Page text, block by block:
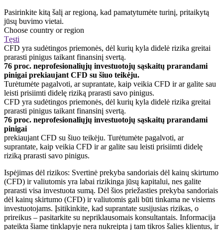
Pasirinkite kitą šalį ar regioną, kad pamatytumėte turinį, pritaikytą
jūsų buvimo vietai.
Choose country or region
Tęsti
CFD yra sudėtingos priemonės, dėl kurių kyla didelė rizika greitai
prarasti pinigus taikant finansinį svertą.
76 proc. neprofesionaliųjų investuotojų sąskaitų prarandami
pinigai prekiaujant CFD su šiuo teikėju.
Turėtumėte pagalvoti, ar suprantate, kaip veikia CFD ir ar galite sau
leisti prisiimti didelę riziką prarasti savo pinigus.
CFD yra sudėtingos priemonės, dėl kurių kyla didelė rizika greitai
prarasti pinigus taikant finansinį svertą.
76 proc. neprofesionaliųjų investuotojų sąskaitų prarandami
pinigai
prekiaujant CFD su šiuo teikėju. Turėtumėte pagalvoti, ar
suprantate, kaip veikia CFD ir ar galite sau leisti prisiimti didelę
riziką prarasti savo pinigus.
Ispėjimas dėl rizikos: Svertinė prekyba sandoriais dėl kainų skirtumo
(CFD) ir valiutomis yra labai rizikinga jūsų kapitalui, nes galite
prarasti visa investuota sumą. Dėl šios priežasties prekyba sandoriais
dėl kainų skirtumo (CFD) ir valiutomis gali būti tinkama ne visiems
investuotojams. Įsitikinkite, kad suprantate susijusias rizikas, o
prireikus – pasitarkite su nepriklausomais konsultantais. Informacija
pateikta šiame tinklapyje nera nukreipta į tam tikros šalies klientus, ir